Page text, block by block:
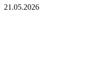
21.05.2026